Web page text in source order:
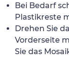
Bei Bedarf
Plastikreste
Drehen Sie
Vorderseite
Sie das